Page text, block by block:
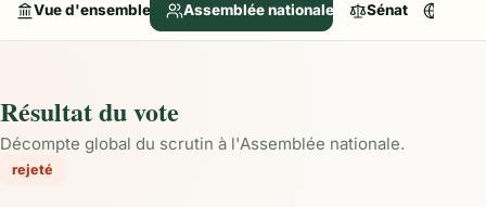
Vue d'ensemble Assemblée nationale Sénat
Résultat du vote
Décompte global du scrutin à l'Assemblée nationale.
rejeté